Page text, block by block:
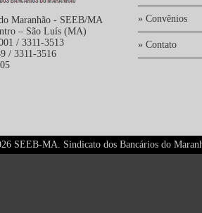
Maranhão - SEEB/MA
– São Luís (MA)
/ 3311-3513
/ 3311-3516
» Convênios
» Contato
SEEB-MA. Sindicato dos Bancários do